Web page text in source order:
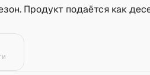
Продукт подаётся как